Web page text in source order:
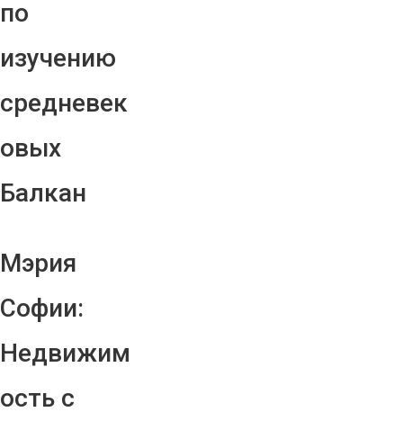
по
изучению
средневек
овых
Балкан
Мэрия
Софии:
Недвижим
ость с